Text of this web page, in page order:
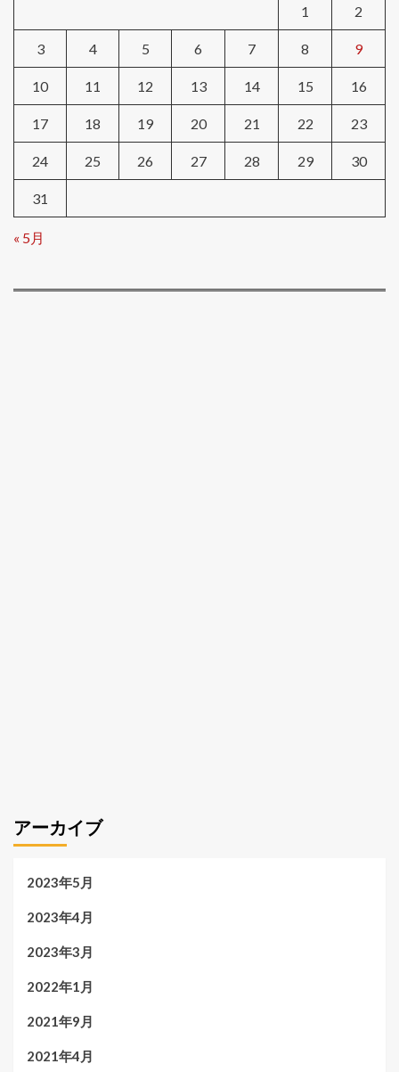
1 2
3 4 5 6 7 8 9
10 11 12 13 14 15 16
17 18 19 20 21 22 23
24 25 26 27 28 29 30
31
« 5月
アーカイブ
2023年5月
2023年4月
2023年3月
2022年1月
2021年9月
2021年4月